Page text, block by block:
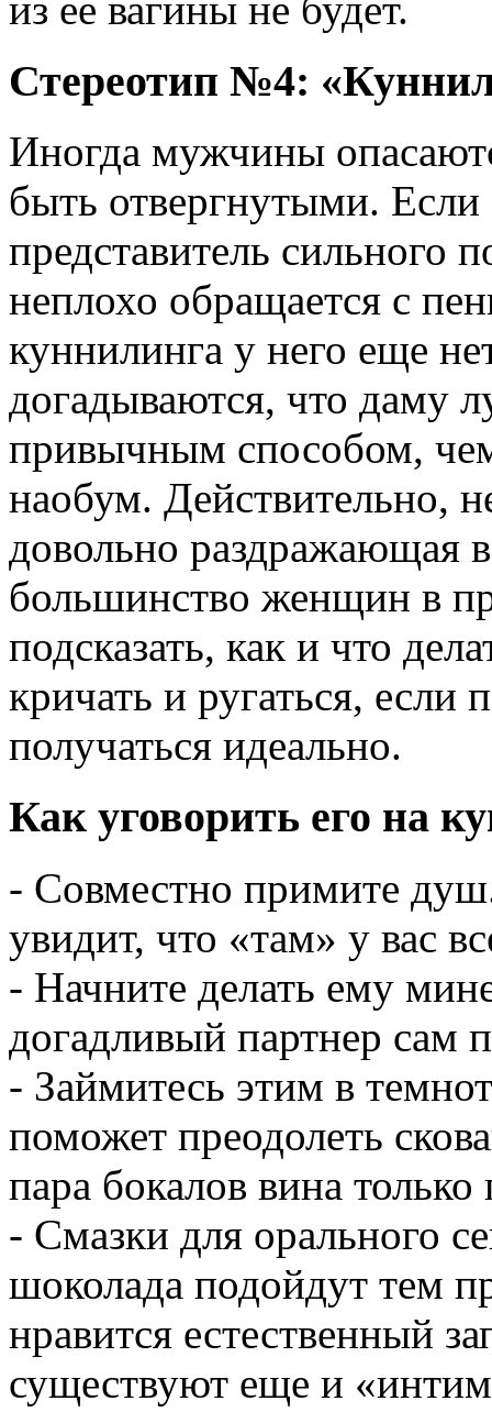
Стереотип №4:
Иногда мужчины
быть отвергнутыми. Если
представитель сильного
неплохо обращается с
куннилинга у него еще
догадываются, что даму
привычным способом,
наобум. Действительно,
довольно раздражающая
большинство женщин в
подсказать, как и что
кричать и ругаться, если
получаться идеально.
Как уговорить его на
- Совместно примите
увидит, что «там» у вас
- Начните делать ему
догадливый партнер сам
- Займитесь этим в
поможет преодолеть
пара бокалов вина только
- Смазки для орального
шоколада подойдут тем
нравится естественный
существуют еще и